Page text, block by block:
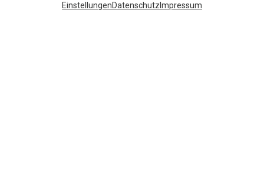
EinstellungenDatenschutz Impressum